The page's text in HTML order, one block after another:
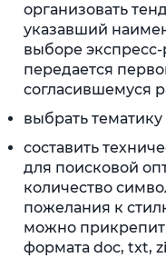
организовать
указавший
выборе
передается
согласившемуся
выбрать
составить
для поисковой
количество
пожелания к
можно
формата doc, txt,